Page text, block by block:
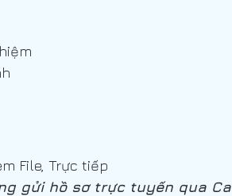
File, Trực tiếp
gửi hồ sơ trực tuyến qua